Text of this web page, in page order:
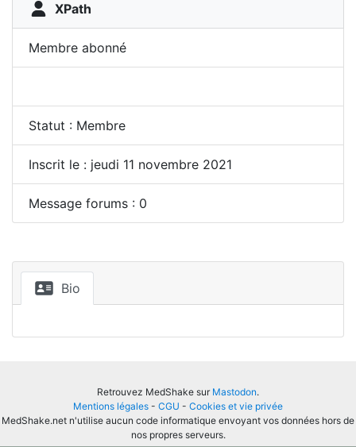
XPath
Membre abonné
Statut : Membre
Inscrit le : jeudi 11 novembre 2021
Message forums : 0
Bio
Retrouvez MedShake sur Mastodon.
Mentions légales - CGU - Cookies et vie privée
MedShake.net n'utilise aucun code informatique envoyant vos données hors de
nos propres serveurs.